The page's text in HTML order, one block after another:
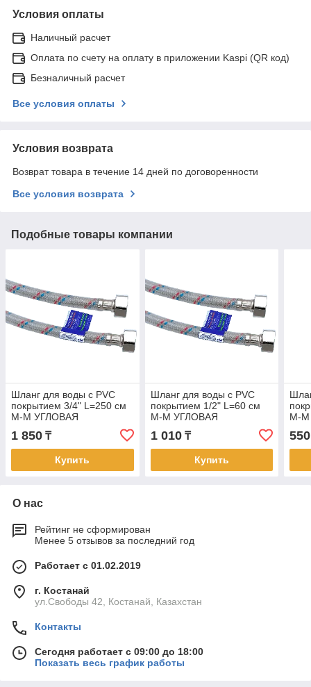
Условия оплаты
Наличный расчет
Оплата по счету на оплату в приложении Kaspi (QR код)
Безналичный расчет
Все условия оплаты
Условия возврата
Возврат товара в течение 14 дней по договоренности
Все условия возврата
Подобные товары компании
Шланг для воды с PVC
покрытием 3/4" L=250 см
М-М УГЛОВАЯ
1 850 ₸
Купить
Шланг для воды с PVC
покрытием 1/2" L=60 см
М-М УГЛОВАЯ
1 010₸
Купить
М-М
550
О нас
Рейтинг не сформирован
Менее 5 отзывов за последний год
Работает с 01.02.2019
г. Костанай
ул.Свободы 42, Костанай, Казахстан
Контакты
Сегодня работает с 09:00 до 18:00
Показать весь график работы